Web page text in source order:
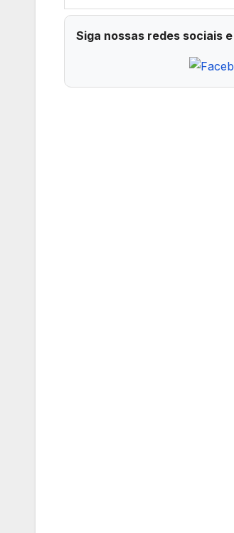
Siga nossas redes sociais